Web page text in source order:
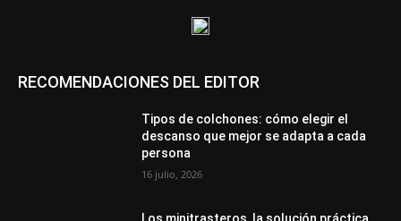
RECOMENDACIONES DEL EDITOR
Tipos de colchones: cómo elegir el
descanso que mejor se adapta a cada
persona
16 julio, 2026